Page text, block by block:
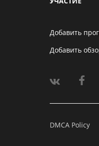
Добавить
Добавить
DMCA Policy